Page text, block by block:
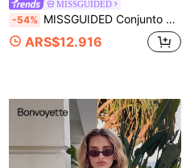
MISSGUIDED
-54% MISSGUIDED Conjunto de bikini de corte halter con estampado de serpiente morado y ribete negro, traje de baño de dos piezas con espalda con tirantes para playa y verano
ARS$12.916